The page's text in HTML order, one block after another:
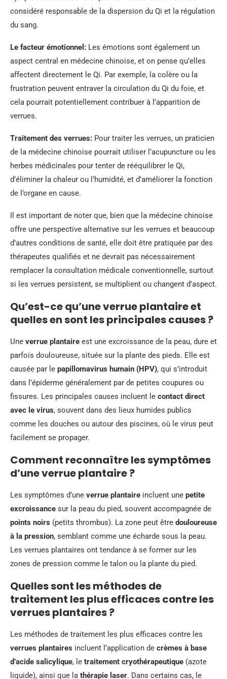
considéré responsable de la dispersion du Qi et la régulation
du sang.
Le facteur émotionnel: Les émotions sont également un
aspect central en médecine chinoise, et on pense qu’elles
affectent directement le Qi. Par exemple, la colère ou la
frustration peuvent entraver la circulation du Qi du foie, et
cela pourrait potentiellement contribuer à l’apparition de
verrues.
Traitement des verrues: Pour traiter les verrues, un praticien
de la médecine chinoise pourrait utiliser l’acupuncture ou les
herbes médicinales pour tenter de rééquilibrer le Qi,
d’éliminer la chaleur ou l’humidité, et d’améliorer la fonction
de l’organe en cause.
Il est important de noter que, bien que la médecine chinoise
offre une perspective alternative sur les verrues et beaucoup
d’autres conditions de santé, elle doit être pratiquée par des
thérapeutes qualifiés et ne devrait pas nécessairement
remplacer la consultation médicale conventionnelle, surtout
si les verrues persistent, se multiplient ou changent d’aspect.
Qu’est-ce qu’une verrue plantaire et
quelles en sont les principales causes ?
Une verrue plantaire est une excroissance de la peau, dure et
parfois douloureuse, située sur la plante des pieds. Elle est
causée par le papillomavirus humain (HPV), qui s’introduit
dans l’épiderme généralement par de petites coupures ou
fissures. Les principales causes incluent le contact direct
avec le virus, souvent dans des lieux humides publics
comme les douches ou autour des piscines, où le virus peut
facilement se propager.
Comment reconnaître les symptômes
d’une verrue plantaire ?
Les symptômes d’une verrue plantaire incluent une petite
excroissance sur la peau du pied, souvent accompagnée de
points noirs (petits thrombus). La zone peut être douloureuse
à la pression, semblant comme une écharde sous la peau.
Les verrues plantaires ont tendance à se former sur les
zones de pression comme le talon ou la plante du pied.
Quelles sont les méthodes de
traitement les plus efficaces contre les
verrues plantaires ?
Les méthodes de traitement les plus efficaces contre les
verrues plantaires incluent l’application de crèmes à base
d’acide salicylique, le traitement cryothérapeutique (azote
liquide), ainsi que la thérapie laser. Dans certains cas, le